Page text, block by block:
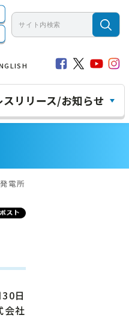
スリリース/お知らせ
電所
日
会社